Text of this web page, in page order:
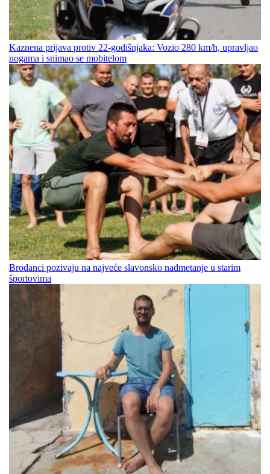
Kaznena prijava protiv 22-godišnjaka: Vozio 280 km/h, upravljao
nogama i snimao se mobitelom
Brođanci pozivaju na najveće slavonsko nadmetanje u starim
športovima